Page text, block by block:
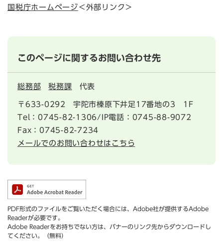
国税庁ホームページ ＜外部リンク＞
このページに関するお問い合わせ先
総務部 税務課 代表
〒633-0292
宇陀市榛原下井足17番地の3 1F
Tel：0745-82-1306/IP電話：0745-88-9072
Fax：0745-82-7234
メールでのお問い合わせはこちら
PDF形式のファイルをご覧いただく場合には、Adobe社が提供するAdobe
Readerが必要です。
Adobe Readerをお持ちでない方は、バナーのリンク先からダウンロードし
てください。（無料）